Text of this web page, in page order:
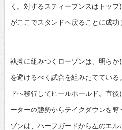
く。対するスティーブンスはトッ
がここでスタンドへ戻ることに成功
執拗に組みつくローゾンは、明ら
を避けるべく試合を組みたててい
ドへ移行してヒールホールド。直
ーターの態勢からテイクダウンを
ゾンは、ハーフガードから左のエ